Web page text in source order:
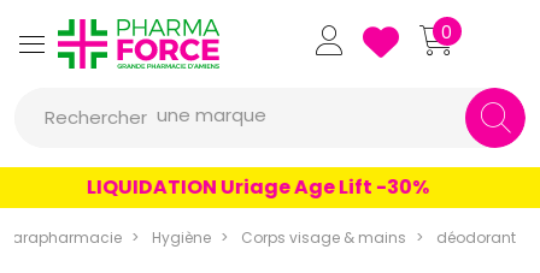
Pharmaforce Grande Pharmacie
0
Rechercher
un produit
une marque
LIQUIDATION Uriage Age Lift -30%
Parapharmacie Hygiène Corps visage & mains déodorant